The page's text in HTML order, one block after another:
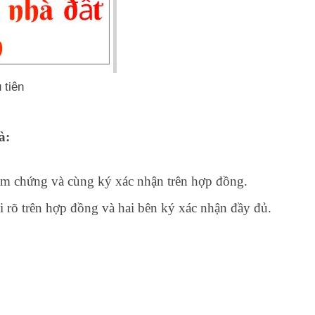
tiên
chứng và cùng ký xác nhận trên hợp đồng.
trên hợp đồng và hai bên ký xác nhận đầy đủ.